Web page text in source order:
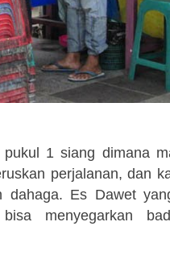
1 siang dimana
perjalanan, dan
dahaga. Es Dawet
menyegarkan